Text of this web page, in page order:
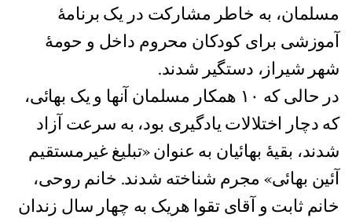
مسلمان، به خاطر مشارکت در يک برنامۀ
آموزشی برای کودکان محروم داخل و حومۀ
شهر شیراز، دستگیر شدند.
در حالی که ١٠ همکار مسلمان آنها و یک بهائی،
که دچار اختلالات یادگیری بود، به سرعت آزاد
شدند، بقیۀ بهائیان به عنوان «تبلیغ غیرمستقیم
آئین بهائی» مجرم شناخته شدند. خانم روحی،
خانم ثابت و آقای تقوا هريک به چهار سال زندان